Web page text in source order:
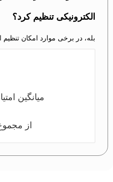
الکترونیکی تنظیم کرد؟
بله، در برخی موارد امکان تنظیم
میانگین
از